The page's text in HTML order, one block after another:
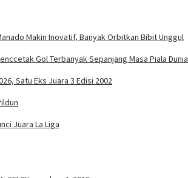
Makin Inovatif, Banyak Orbitkan Bibit Unggul
Gol Terbanyak Sepanjang Masa Piala Dunia
Satu Eks Juara 3 Edisi 2002
Juara La Liga